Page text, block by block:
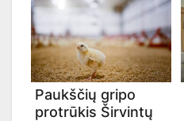
Paukščių gripo
protrūkis Širvintų